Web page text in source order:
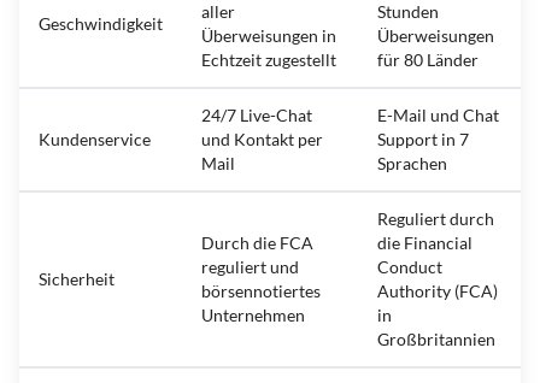
Geschwindigkeit
aller
Überweisungen in
Echtzeit zugestellt
Stunden
Überweisungen
für 80 Länder
Kundenservice
24/7 Live-Chat
und Kontakt per
Mail
E-Mail und Chat
Support in 7
Sprachen
Sicherheit
Durch die FCA
reguliert und
börsennotiertes
Unternehmen
Reguliert durch
die Financial
Conduct
Authority (FCA)
in
Großbritannien